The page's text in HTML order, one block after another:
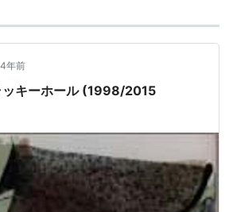
、2002年11月2日に芝浦工業大学の
26日に吉祥寺Star Pine's Cafeの
自伝」刊行記念イベント、2004年
のイベント「LOVE CALL −first
月24日にNHK渋谷505スタジオの
公開録音（NHK-FMにて2005年3月9
年11月04日に芝浦工業大学の学園
4年前
ッキーホール (1998/2015